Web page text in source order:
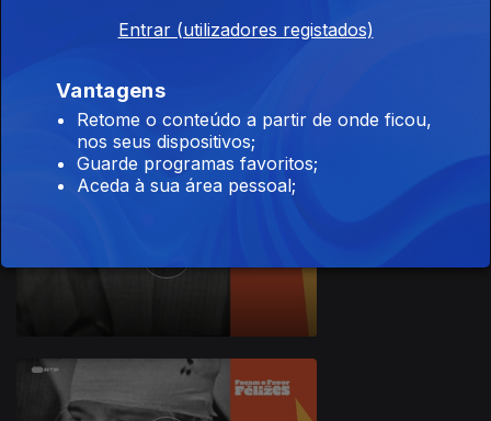
Entrar (utilizadores registados)
Vantagens
Retome o conteúdo a partir de onde ficou,
nos seus dispositivos;
Guarde programas favoritos;
Aceda à sua área pessoal;